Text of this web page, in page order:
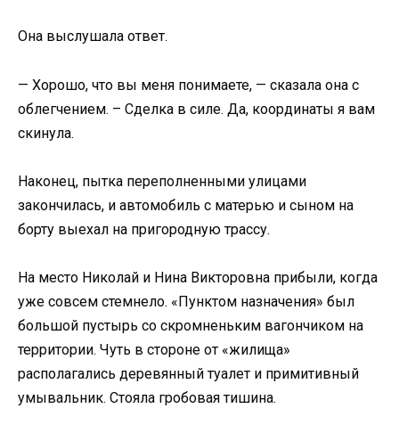
Она выслушала ответ.
— Хорошо, что вы меня понимаете, — сказала она с
облегчением. – Сделка в силе. Да, координаты я вам
скинула.
Наконец, пытка переполненными улицами
закончилась, и автомобиль с матерью и сыном на
борту выехал на пригородную трассу.
На место Николай и Нина Викторовна прибыли, когда
уже совсем стемнело. «Пунктом назначения» был
большой пустырь со скромненьким вагончиком на
территории. Чуть в стороне от «жилища»
располагались деревянный туалет и примитивный
умывальник. Стояла гробовая тишина.